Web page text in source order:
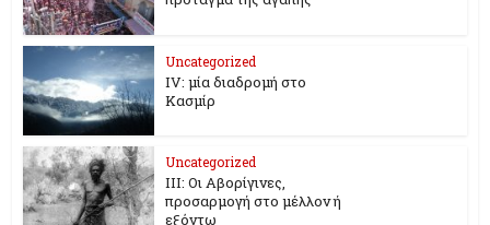
Uncategorized
ΙV: μία διαδρομή στο
Κασμίρ
Uncategorized
IΙΙ: Οι Αβορίγινες,
προσαρμογή στο μέλλον ή
εξόντω